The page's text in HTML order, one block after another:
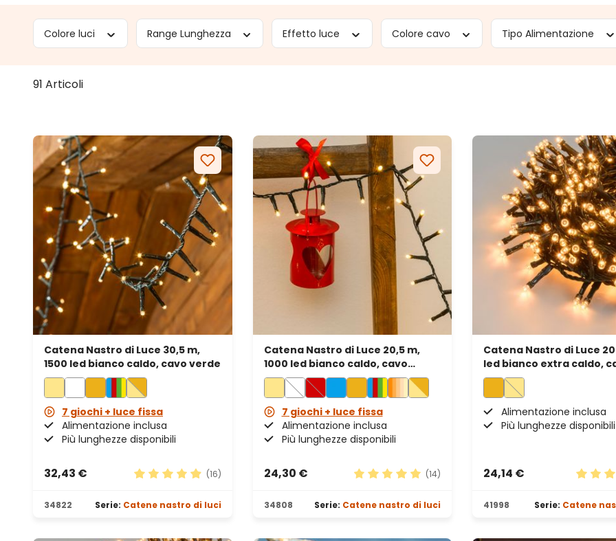
Colore luci Range Lunghezza Effetto luce Colore cavo Tipo Alimentazione
91 Articoli
Catena Nastro di Luce 30,5 m,
1500 led bianco caldo, cavo verde
7 giochi + luce fissa
Alimentazione inclusa
Più lunghezze disponibili
32,43 €
(16)
34822 Serie: Catene nastro di luci
Catena Nastro di Luce 20,5 m,
1000 led bianco caldo, cavo
verde
7 giochi + luce fissa
Alimentazione inclusa
Più lunghezze disponibili
24,30 €
(14)
34808 Serie: Catene nastro di luci
Catena Nastro di Luce 20
led bianco extra caldo,
verde
Alimentazione inclusa
Più lunghezze disponibili
24,14 €
41998 Serie: Catene